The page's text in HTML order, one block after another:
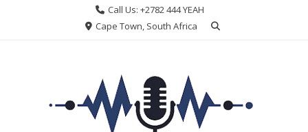
Call Us: +2782 444 YEAH
Cape Town, South Africa